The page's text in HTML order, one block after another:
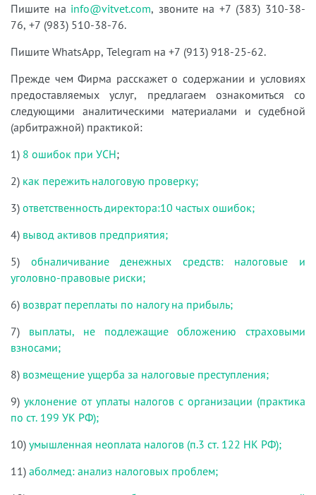
Пишите на info@vitvet.com, звоните на +7 (383) 310-38-
76, +7 (983) 510-38-76.
Пишите WhatsApp, Telegram на +7 (913) 918-25-62.
Прежде чем Фирма расскажет о содержании и условиях
предоставляемых услуг, предлагаем ознакомиться со
следующими аналитическими материалами и судебной
(арбитражной) практикой:
1) 8 ошибок при УСН;
2) как пережить налоговую проверку;
3) ответственность директора:10 частых ошибок;
4) вывод активов предприятия;
5) обналичивание денежных средств: налоговые и
уголовно-правовые риски;
6) возврат переплаты по налогу на прибыль;
7) выплаты, не подлежащие обложению страховыми
взносами;
8) возмещение ущерба за налоговые преступления;
9) уклонение от уплаты налогов с организации (практика
по ст. 199 УК РФ);
10) умышленная неоплата налогов (п.3 ст. 122 НК РФ);
11) аболмед: анализ налоговых проблем;